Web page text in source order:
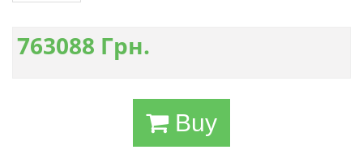
763088 Грн.
Buy